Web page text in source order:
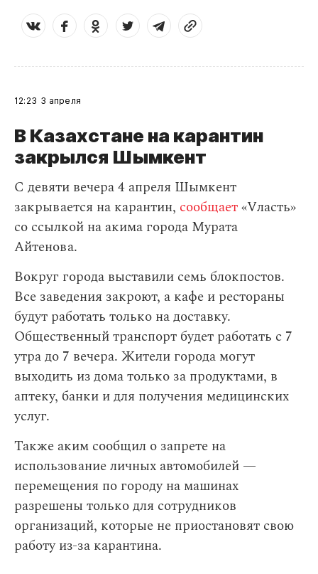
12:23 3 апреля
В Казахстане на карантин
закрылся Шымкент
С девяти вечера 4 апреля Шымкент
закрывается на карантин, сообщает«Vласть»
со ссылкой на акима города Мурата
Айтенова.
Вокруг города выставили семь блокпостов.
Все заведения закроют, а кафе и рестораны
будут работать только на доставку.
Общественный транспорт будет работать с 7
утра до 7 вечера. Жители города могут
выходить из дома только за продуктами, в
аптеку, банки и для получения медицинских
услуг.
Также аким сообщил о запрете на
использование личных автомобилей —
перемещения по городу на машинах
разрешены только для сотрудников
организаций, которые не приостановят свою
работу из-за карантина.